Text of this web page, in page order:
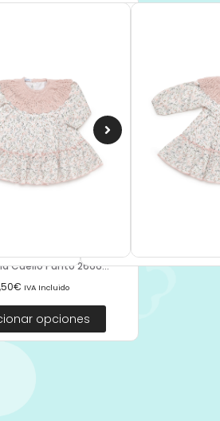
Cuello Punto 2666...
€ IVA Incluido
opciones